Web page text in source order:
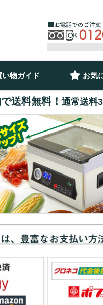
い物ガイド お気
送料無料！ 通常送料